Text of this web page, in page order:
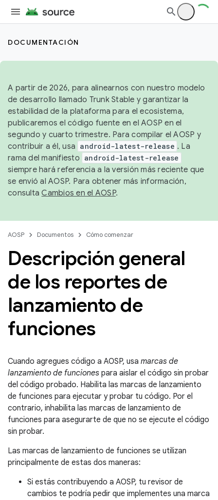
DOCUMENTACIÓN
A partir de 2026, para alinearnos con nuestro modelo
de desarrollo llamado Trunk Stable y garantizar la
estabilidad de la plataforma para el ecosistema,
publicaremos el código fuente en el AOSP en el
segundo y cuarto trimestre. Para compilar el AOSP y
contribuir a él, usa android-latest-release . La
rama del manifiesto android-latest-release
siempre hará referencia a la versión más reciente que
se envió al AOSP. Para obtener más información,
consultaCambios en el AOSP.
AOSP Documentos Cómo comenzar
Descripción general
de los reportes de
lanzamiento de
funciones
Cuando agregues código a AOSP, usa marcas de
lanzamiento de funciones para aislar el código sin probar
del código probado. Habilita las marcas de lanzamiento
de funciones para ejecutar y probar tu código. Por el
contrario, inhabilita las marcas de lanzamiento de
funciones para asegurarte de que no se ejecute el código
sin probar.
Las marcas de lanzamiento de funciones se utilizan
principalmente de estas dos maneras:
Si estás contribuyendo a AOSP, tu revisor de
cambios te podría pedir que implementes una marca